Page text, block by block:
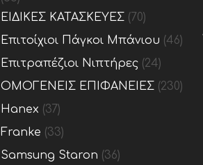
ΕΙΔΙΚΕΣ ΚΑΤΑΣΚΕΥΕΣ (70)
Επιτοίχιοι Πάγκοι Μπάνιου (46)
Επιτραπέζιοι Νιπτήρες (24)
ΟΜΟΓΕΝΕΙΣ ΕΠΙΦΑΝΕΙΕΣ (230)
Hanex (37)
Franke (33)
Samsung Staron (36)